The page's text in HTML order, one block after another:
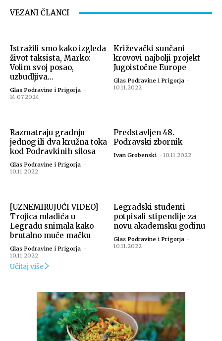
VEZANI ČLANCI
Istražili smo kako izgleda
život taksista, Marko:
Volim svoj posao,
uzbudljiva...
Glas Podravine i Prigorja -
14.07.2024
Križevački sunčani
krovovi najbolji projekt
Jugoistočne Europe
Glas Podravine i Prigorja -
10.11.2022
Razmatraju gradnju
jednog ili dva kružna toka
kod Podravkinih silosa
Glas Podravine i Prigorja -
10.11.2022
Predstavljen 48.
Podravski zbornik
Ivan Grobenski - 10.11.2022
[UZNEMIRUJUĆI VIDEO]
Trojica mladića u
Legradu snimala kako
brutalno muče mačku
Glas Podravine i Prigorja -
10.11.2022
Legradski studenti
potpisali stipendije za
novu akademsku godinu
Glas Podravine i Prigorja -
10.11.2022
Učitaj više